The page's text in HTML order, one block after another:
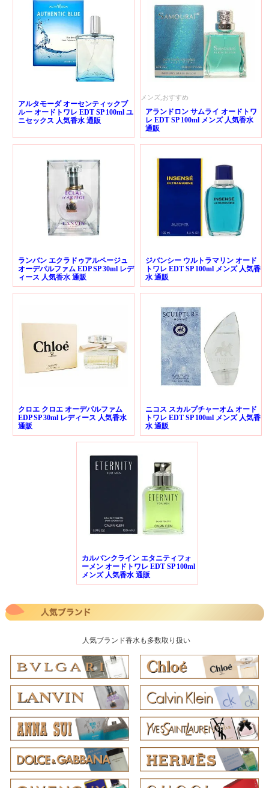
アルタモーダ オーセンティックブ
ルー オードトワレ EDT SP 100ml ユ
ニセックス 人気香水 通販
メンズ,おすすめ
アランドロン サムライ オードトワ
レ EDT SP 100ml メンズ 人気香水
通販
ランバン エクラドゥアルページュ
オーデパルファム EDP SP 30ml レデ
ィース 人気香水 通販
ジバンシー ウルトラマリン オード
トワレ EDT SP 100ml メンズ 人気香
水 通販
クロエ クロエ オーデパルファム
EDP SP 30ml レディース 人気香水
通販
ニコス スカルプチャーオム オード
トワレ EDT SP 100ml メンズ 人気香
水 通販
カルバンクライン エタニティフォ
ーメン オードトワレ EDT SP 100ml
メンズ 人気香水 通販
人気ブランド香水も多数取り扱い